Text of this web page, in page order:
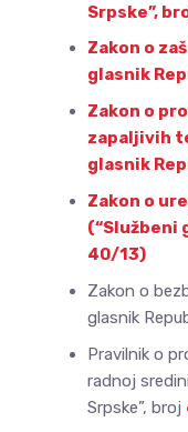
Srpske”,
Zakon o
glasnik
Zakon o
zapaljivih
glasnik
Zakon o
(“Službeni
40/13)
Zakon o
glasnik
Pravilnik o
radnoj
Srpske”, broj